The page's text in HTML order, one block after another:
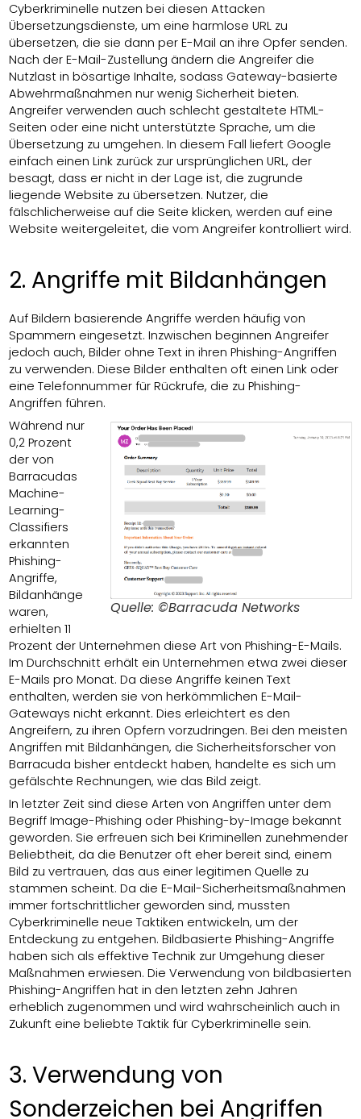
Cyberkriminelle nutzen bei diesen Attacken
Übersetzungsdienste, um eine harmlose URL zu
übersetzen, die sie dann per E-Mail an ihre Opfer senden.
Nach der E-Mail-Zustellung ändern die Angreifer die
Nutzlast in bösartige Inhalte, sodass Gateway-basierte
Abwehrmaßnahmen nur wenig Sicherheit bieten.
Angreifer verwenden auch schlecht gestaltete HTML-
Seiten oder eine nicht unterstützte Sprache, um die
Übersetzung zu umgehen. In diesem Fall liefert Google
einfach einen Link zurück zur ursprünglichen URL, der
besagt, dass er nicht in der Lage ist, die zugrunde
liegende Website zu übersetzen. Nutzer, die
fälschlicherweise auf die Seite klicken, werden auf eine
Website weitergeleitet, die vom Angreifer kontrolliert wird.
2. Angriffe mit Bildanhängen
Auf Bildern basierende Angriffe werden häufig von
Spammern eingesetzt. Inzwischen beginnen Angreifer
jedoch auch, Bilder ohne Text in ihren Phishing-Angriffen
zu verwenden. Diese Bilder enthalten oft einen Link oder
eine Telefonnummer für Rückrufe, die zu Phishing-
Angriffen führen.
Quelle: ©Barracuda Networks
Während nur
0,2 Prozent
der von
Barracudas
Machine-
Learning-
Classifiers
erkannten
Phishing-
Angriffe,
Bildanhänge
waren,
erhielten 11
Prozent der Unternehmen diese Art von Phishing-E-Mails.
Im Durchschnitt erhält ein Unternehmen etwa zwei dieser
E-Mails pro Monat. Da diese Angriffe keinen Text
enthalten, werden sie von herkömmlichen E-Mail-
Gateways nicht erkannt. Dies erleichtert es den
Angreifern, zu ihren Opfern vorzudringen. Bei den meisten
Angriffen mit Bildanhängen, die Sicherheitsforscher von
Barracuda bisher entdeckt haben, handelte es sich um
gefälschte Rechnungen, wie das Bild zeigt.
In letzter Zeit sind diese Arten von Angriffen unter dem
Begriff Image-Phishing oder Phishing-by-Image bekannt
geworden. Sie erfreuen sich bei Kriminellen zunehmender
Beliebtheit, da die Benutzer oft eher bereit sind, einem
Bild zu vertrauen, das aus einer legitimen Quelle zu
stammen scheint. Da die E-Mail-Sicherheitsmaßnahmen
immer fortschrittlicher geworden sind, mussten
Cyberkriminelle neue Taktiken entwickeln, um der
Entdeckung zu entgehen. Bildbasierte Phishing-Angriffe
haben sich als effektive Technik zur Umgehung dieser
Maßnahmen erwiesen. Die Verwendung von bildbasierten
Phishing-Angriffen hat in den letzten zehn Jahren
erheblich zugenommen und wird wahrscheinlich auch in
Zukunft eine beliebte Taktik für Cyberkriminelle sein.
3. Verwendung von
Sonderzeichen bei Angriffen